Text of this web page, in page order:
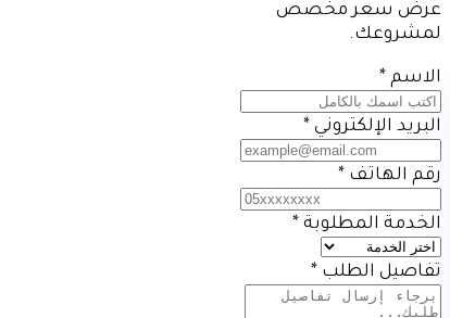
عرض سعر مخصص
لمشروعك.
الاسم *
البريد الإلكتروني *
رقم الهاتف *
الخدمة المطلوبة *
تفاصيل الطلب *